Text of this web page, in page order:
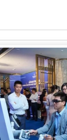
tộc Việt Nam do